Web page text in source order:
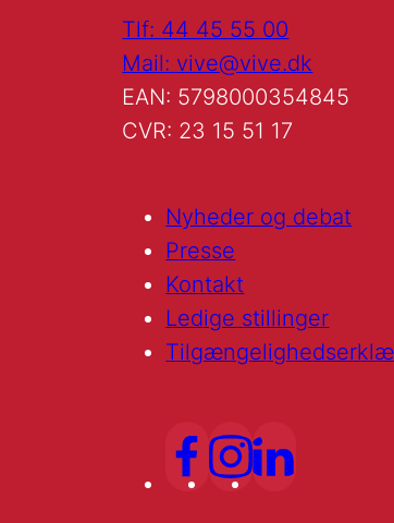
Tlf: 44 45 55 00
Mail: vive@vive.dk
EAN: 5798000354845
CVR: 23 15 51 17
Nyheder og debat
Presse
Kontakt
Ledige stillinger